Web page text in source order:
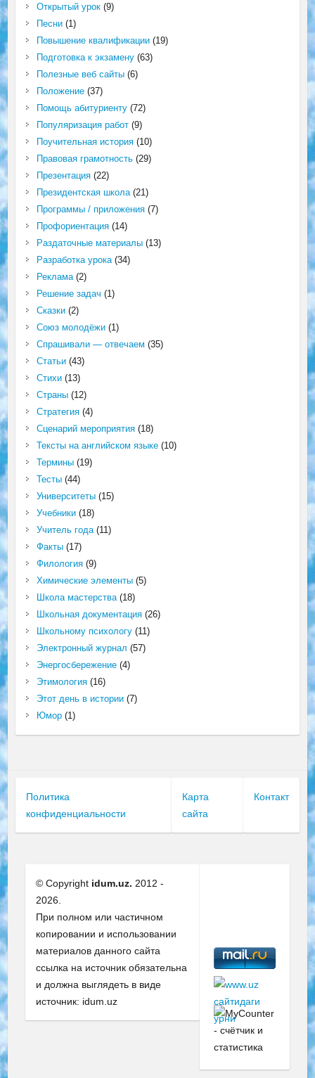
Открытый урок(9)
Песни(1)
Повышение квалификации(19)
Подготовка к экзамену(63)
Полезные веб сайты(6)
Положение(37)
Помощь абитуриенту(72)
Популяризация работ(9)
Поучительная история(10)
Правовая грамотность(29)
Презентация(22)
Президентская школа(21)
Программы / приложения(7)
Профориентация(14)
Раздаточные материалы(13)
Разработка урока(34)
Реклама(2)
Решение задач (1)
Сказки(2)
Союз молодёжи(1)
Спрашивали — отвечаем (35)
Статьи(43)
Стихи(13)
Страны(12)
Стратегия(4)
Сценарий мероприятия(18)
Тексты на английском языке(10)
Термины(19)
Тесты(44)
Университеты(15)
Учебники(18)
Учитель года(11)
Факты(17)
Филология(9)
Химические элементы(5)
Школа мастерства(18)
Школьная документация(26)
Школьному психологу(11)
Электронный журнал (57)
Энергосбережение(4)
Этимология(16)
Этот день в истории(7)
Юмор(1)
Политика
конфиденциальности
Карта
сайта
Контакт
© Copyright idum.uz. 2012 -
2026.
При полном или частичном
копировании и использовании
материалов данного сайта
ссылка на источник обязательна
и должна выглядеть в виде
источник: idum.uz